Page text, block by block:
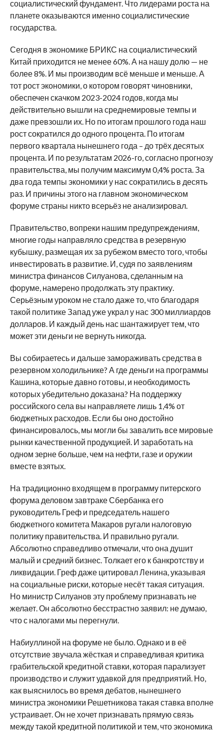
социалистический фундамент. Что лидерами роста на
планете оказываются именно социалистические
государства.
Сегодня в экономике БРИКС на социалистический
Китай приходится не менее 60%. А на нашу долю — не
более 8%. И мы производим всё меньше и меньше. А
тот рост экономики, о котором говорят чиновники,
обеспечен скачком 2023-2024 годов, когда мы
действительно вышли на среднемировые темпы и
даже превзошли их. Но по итогам прошлого года наш
рост сократился до одного процента. По итогам
первого квартала нынешнего года – до трёх десятых
процента. И по результатам 2026-го, согласно прогнозу
правительства, мы получим максимум 0,4% роста. За
два года темпы экономики у нас сократились в десять
раз. И причины этого на главном экономическом
форуме страны никто всерьёз не анализировал.
Правительство, вопреки нашим предупреждениям,
многие годы направляло средства в резервную
кубышку, размещая их за рубежом вместо того, чтобы
инвестировать в развитие. И, судя по заявлениям
министра финансов Силуанова, сделанным на
форуме, намерено продолжать эту практику.
Серьёзным уроком не стало даже то, что благодаря
такой политике Запад уже украл у нас 300 миллиардов
долларов. И каждый день нас шантажирует тем, что
может эти деньги не вернуть никогда.
Вы собираетесь и дальше замораживать средства в
резервном холодильнике? А где деньги на программы
Кашина, которые давно готовы, и необходимость
которых убедительно доказана? На поддержку
российского села вы направляете лишь 1,4% от
бюджетных расходов. Если бы оно достойно
финансировалось, мы могли бы завалить все мировые
рынки качественной продукцией. И заработать на
одном зерне больше, чем на нефти, газе и оружии
вместе взятых.
На традиционно входящем в программу питерского
форума деловом завтраке Сбербанка его
руководитель Греф и председатель нашего
бюджетного комитета Макаров ругали налоговую
политику правительства. И правильно ругали.
Абсолютно справедливо отмечали, что она душит
малый и средний бизнес. Толкает его к банкротству и
ликвидации. Греф даже цитировал Ленина, указывая
на социальные риски, которые несёт такая ситуация.
Но министр Силуанов эту проблему признавать не
желает. Он абсолютно бесстрастно заявил: не думаю,
что с налогами мы перегнули.
Набиуллиной на форуме не было. Однако и в её
отсутствие звучала жёсткая и справедливая критика
грабительской кредитной ставки, которая парализует
производство и служит удавкой для предприятий. Но,
как выяснилось во время дебатов, нынешнего
министра экономики Решетникова такая ставка вполне
устраивает. Он не хочет признавать прямую связь
между такой кредитной политикой и тем, что экономика